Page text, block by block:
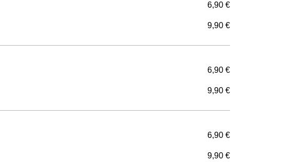
6,90 €
9,90 €
6,90 €
9,90 €
6,90 €
9,90 €